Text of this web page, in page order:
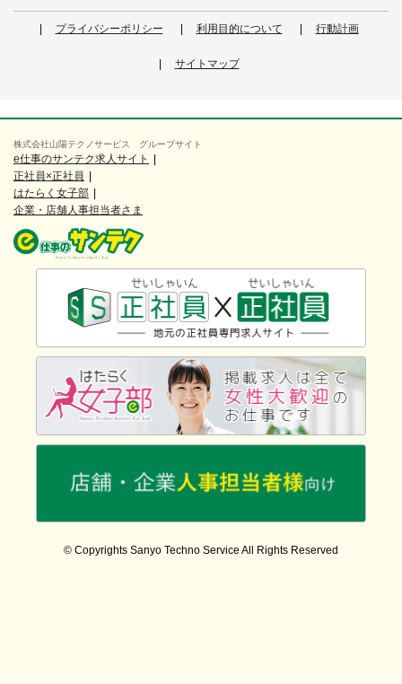
プライバシーポリシー 利用目的について 行動計画
サイトマップ
株式会社山陽テクノサービス グループサイト
e仕事のサンテク求人サイト
正社員×正社員
はたらく女子部
企業・店舗人事担当者さま
© Copyrights Sanyo Techno Service All Rights Reserved